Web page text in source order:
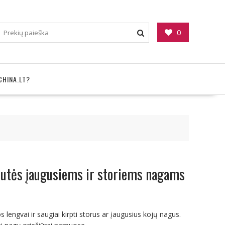
0
įaugusiems ir storiems nagams
lengvai ir saugiai kirpti storus ar įaugusius kojų nagus.